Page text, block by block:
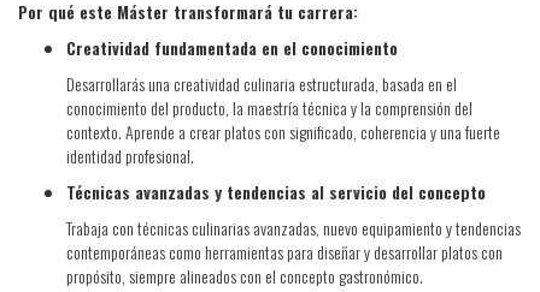
Por qué este Máster transformará tu carrera:
Creatividad fundamentada en el conocimiento
Desarrollarás una creatividad culinaria estructurada, basada en el
conocimiento del producto, la maestría técnica y la comprensión del
contexto. Aprende a crear platos con significado, coherencia y una fuerte
identidad profesional.
Técnicas avanzadas y tendencias al servicio del concepto
Trabaja con técnicas culinarias avanzadas, nuevo equipamiento y tendencias
contemporáneas como herramientas para diseñar y desarrollar platos con
propósito, siempre alineados con el concepto gastronómico.